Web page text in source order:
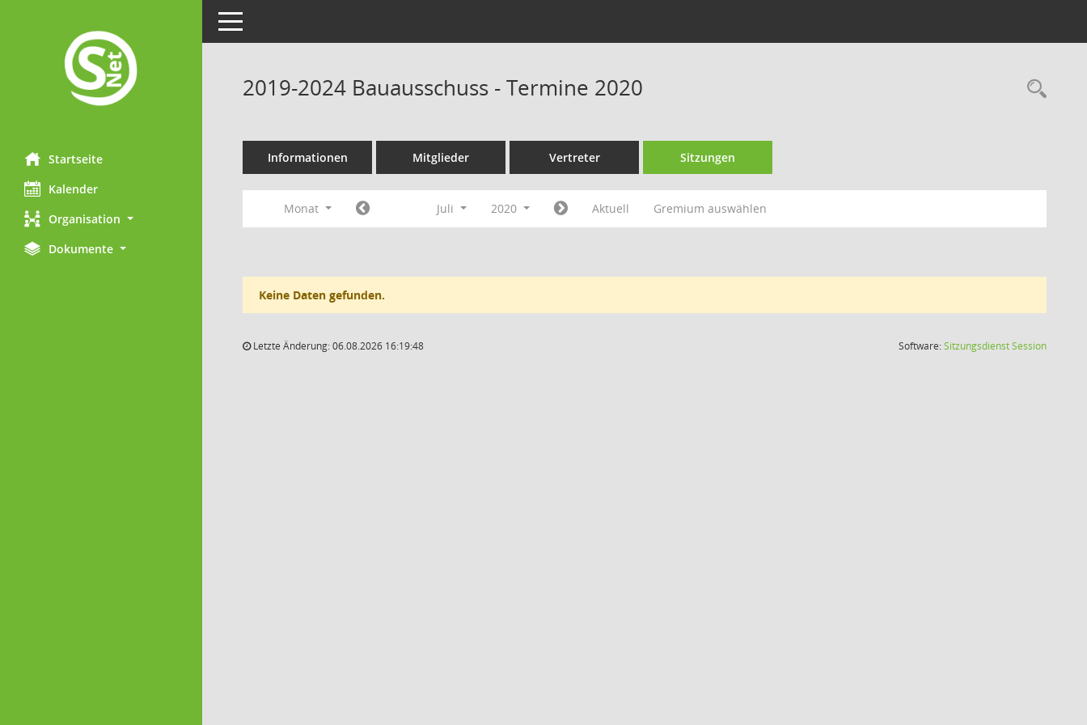
Startseite
Kalender
Organisation
Dokumente
Toggle navigation
2019-2024 Bauausschuss - Termine 2020
Informationen Mitglieder Vertreter Sitzungen
Monat Juli 2020 Aktuell Gremium auswählen
Keine Daten gefunden.
Letzte Änderung: 06.08.2026 16:19:48 Software:SitzungsdienstSession(Wird in